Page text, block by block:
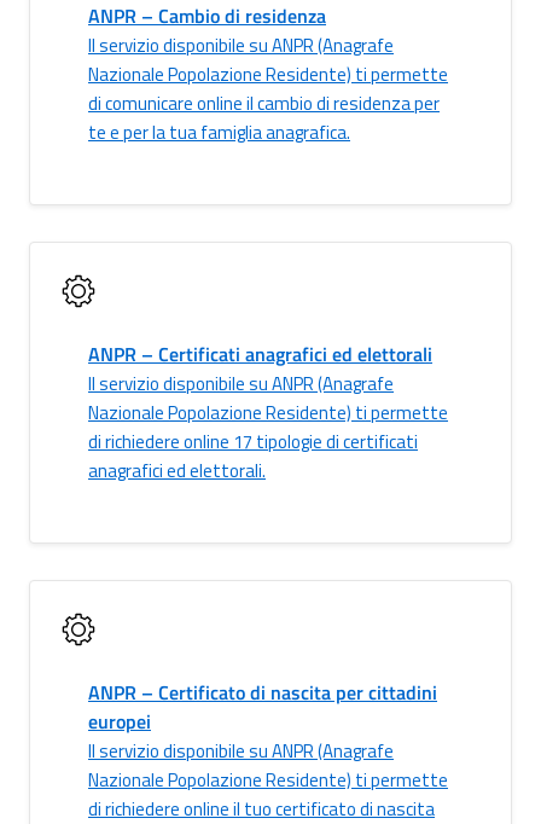
ANPR – Cambio di residenza
Il servizio disponibile su ANPR (Anagrafe
Nazionale Popolazione Residente) ti permette
di comunicare online il cambio di residenza per
te e per la tua famiglia anagrafica.
ANPR – Certificati anagrafici ed elettorali
Il servizio disponibile su ANPR (Anagrafe
Nazionale Popolazione Residente) ti permette
di richiedere online 17 tipologie di certificati
anagrafici ed elettorali.
ANPR – Certificato di nascita per cittadini
europei
Il servizio disponibile su ANPR (Anagrafe
Nazionale Popolazione Residente) ti permette
di richiedere online il tuo certificato di nascita